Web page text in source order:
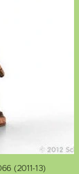
(2011-13)